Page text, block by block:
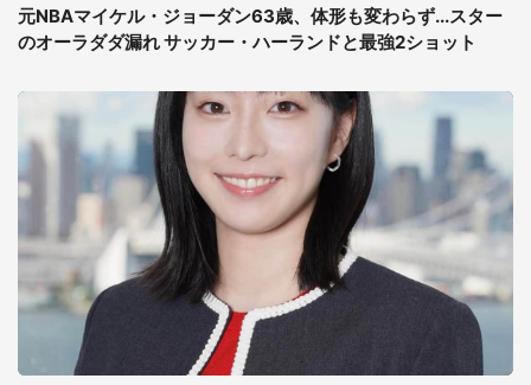
元NBAマイケル・ジョーダン63歳、体形も変わらず...スター
のオーラダダ漏れ サッカー・ハーランドと最強2ショット